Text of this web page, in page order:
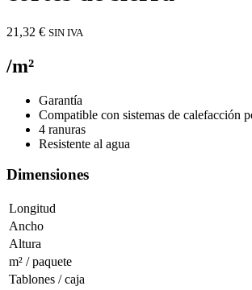
21,32 € SIN IVA
/m²
Garantía
Compatible con sistemas de calefacción
4 ranuras
Resistente al agua
Dimensiones
Longitud
Ancho
Altura
m² / paquete
Tablones / caja